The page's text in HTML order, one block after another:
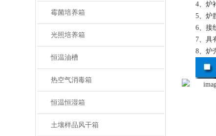
霉菌培养箱
光照培养箱
恒温油槽
热空气消毒箱
恒温恒湿箱
土壤样品风干箱
4、炉
5、炉
6、接
7、具
8、炉